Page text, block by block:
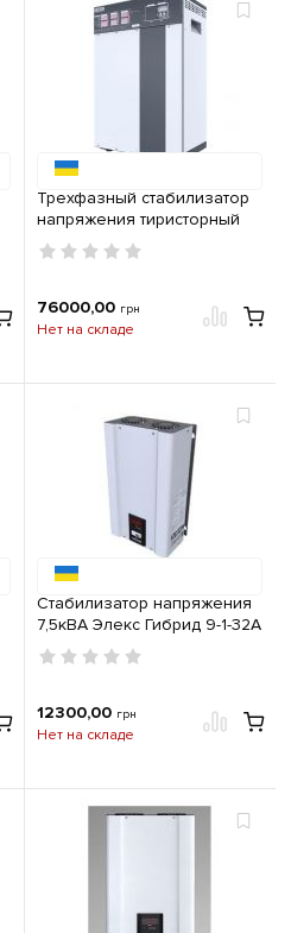
Трехфазный стабилизатор
напряжения тиристорный
27кВт Элекс Герц У 16-3-40А
v3.0
76000,00 грн
Нет на складе
Стабилизатор напряжения
7,5кВА Элекс Гибрид 9-1-32А
v2.0
12300,00 грн
Нет на складе